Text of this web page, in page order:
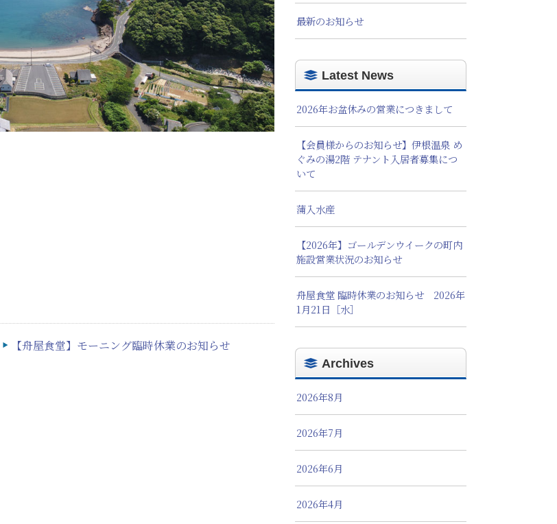
【舟屋食堂】モーニング臨時休業のお知らせ
最新のお知らせ
Latest News
2026年お盆休みの営業につきまして
【会員様からのお知らせ】伊根温泉 め
ぐみの湯2階 テナント入居者募集につ
いて
蒲入水産
【2026年】ゴールデンウイークの町内
施設営業状況のお知らせ
舟屋食堂 臨時休業のお知らせ 2026年
1月21日［水］
Archives
2026年8月
2026年7月
2026年6月
2026年4月